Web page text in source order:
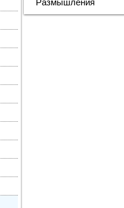
Размышления